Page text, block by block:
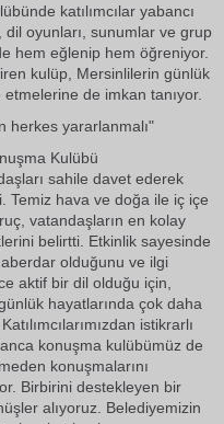
katılımcılar yabancı
oyunları, sunumlar ve grup
hem eğlenip hem öğreniyor.
kulüp, Mersinlilerin günlük
de imkan tanıyor.
herkes yararlanmalı"
Kulübü
sahile davet ederek
Temiz hava ve doğa ile iç içe
vatandaşların en kolay
belirtti. Etkinlik sayesinde
olduğunu ve ilgi
aktif bir dil olduğu için,
hayatlarında çok daha
istikrarlı
konuşma kulübümüz de
konuşmalarını
Birbirini destekleyen bir
alıyoruz. Belediyemizin